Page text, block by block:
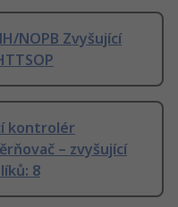
NOPB Zvyšující
kontrolér
– zvyšující
8